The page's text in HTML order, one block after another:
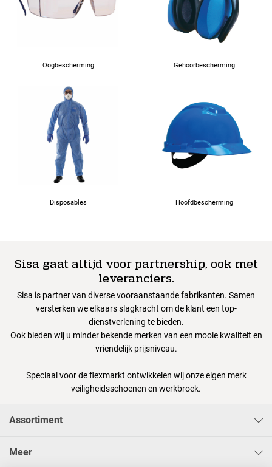
Oogbescherming Gehoorbescherming
Disposables Hoofdbescherming
Sisa gaat altijd voor partnership, ook met
leveranciers.
Sisa is partner van diverse vooraanstaande fabrikanten. Samen
versterken we elkaars slagkracht om de klant een top-
dienstverlening te bieden.
Ook bieden wij u minder bekende merken van een mooie kwaliteit en
vriendelijk prijsniveau.
Speciaal voor de flexmarkt ontwikkelen wij onze eigen merk
veiligheidsschoenen en werkbroek.
Assortiment
Meer